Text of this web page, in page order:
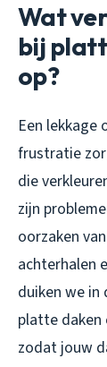
Wat
bij
op?
Een lekkage
frustratie
die
zijn
oorzaken van
achterhalen
duiken we in
platte daken
zodat jouw